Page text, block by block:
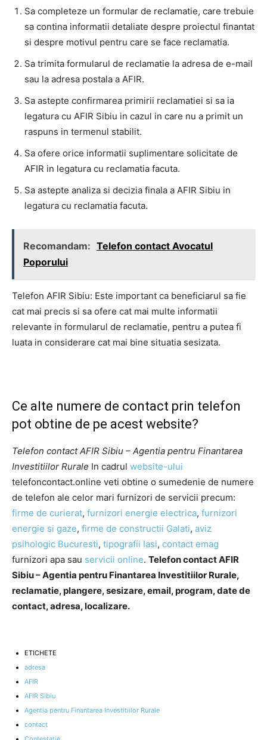
Sa completeze un formular de reclamatie, care trebuie
sa contina informatii detaliate despre proiectul finantat
si despre motivul pentru care se face reclamatia.
Sa trimita formularul de reclamatie la adresa de e-mail
sau la adresa postala a AFIR.
Sa astepte confirmarea primirii reclamatiei si sa ia
legatura cu AFIR Sibiu in cazul in care nu a primit un
raspuns in termenul stabilit.
Sa ofere orice informatii suplimentare solicitate de
AFIR in legatura cu reclamatia facuta.
Sa astepte analiza si decizia finala a AFIR Sibiu in
legatura cu reclamatia facuta.
Recomandam: Telefon contact Avocatul
Poporului
Telefon AFIR Sibiu: Este important ca beneficiarul sa fie
cat mai precis si sa ofere cat mai multe informatii
relevante in formularul de reclamatie, pentru a putea fi
luata in considerare cat mai bine situatia sesizata.
Ce alte numere de contact prin telefon
pot obtine de pe acest website?
Telefon contact AFIR Sibiu – Agentia pentru Finantarea
Investitiilor Rurale In cadrul website-ului
telefoncontact.online veti obtine o sumedenie de numere
de telefon ale celor mari furnizori de servicii precum:
firme de curierat, furnizori energie electrica, furnizori
energie si gaze, firme de constructii Galati, aviz
psihologic Bucuresti, tipografii Iasi, contact emag
furnizori apa sau servicii online. Telefon contact AFIR
Sibiu – Agentia pentru Finantarea Investitiilor Rurale,
reclamatie, plangere, sesizare, email, program, date de
contact, adresa, localizare.
ETICHETE
adresa
AFIR
AFIR Sibiu
Agentia pentru Finantarea Investitiilor Rurale
contact